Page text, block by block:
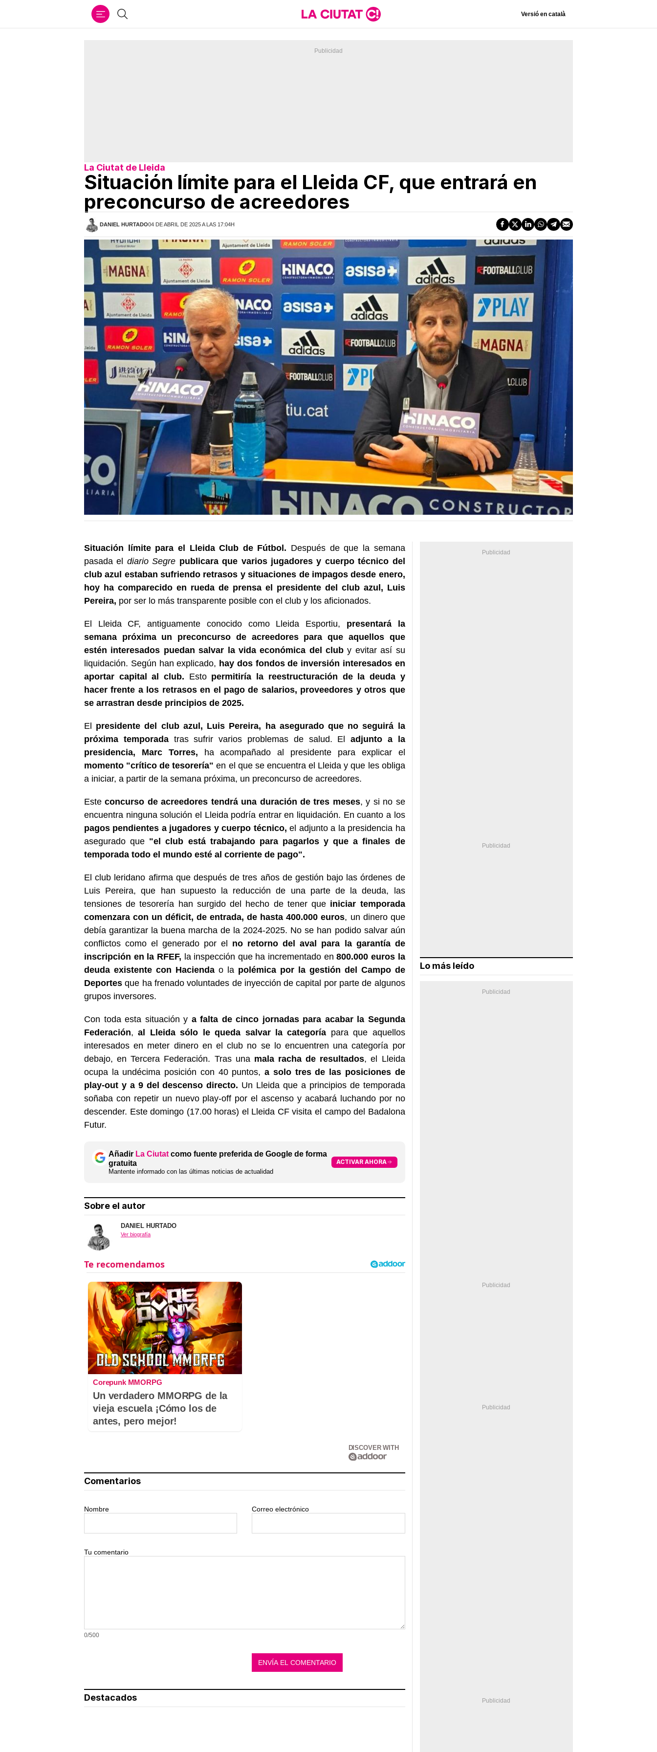
Buscar Versió en català
La Ciutat de Lleida
Situación límite para el Lleida CF, que entrará en
preconcurso de acreedores
DANIEL HURTADO04 DE ABRIL DE 2025 A LAS 17:04H
Situación límite para el Lleida Club de Fútbol. Después de que la semana
pasada el diario Segre publicara que varios jugadores y cuerpo técnico del
club azul estaban sufriendo retrasos y situaciones de impagos desde enero,
hoy ha comparecido en rueda de prensa el presidente del club azul, Luis
Pereira, por ser lo más transparente posible con el club y los aficionados.
El Lleida CF, antiguamente conocido como Lleida Esportiu, presentará la
semana próxima un preconcurso de acreedores para que aquellos que
estén interesados puedan salvar la vida económica del club y evitar así su
liquidación. Según han explicado, hay dos fondos de inversión interesados en
aportar capital al club. Estopermitiría la reestructuración de la deuda y
hacer frente a los retrasos en el pago de salarios, proveedores y otros que
se arrastran desde principios de 2025.
El presidente del club azul, Luis Pereira, ha asegurado que no seguirá la
próxima temporadatras sufrir varios problemas de salud. Eladjunto a la
presidencia, Marc Torres, ha acompañado al presidente para explicar el
momento "crítico de tesorería" en el que se encuentra el Lleida y que les obliga
a iniciar, a partir de la semana próxima, un preconcurso de acreedores.
Esteconcurso de acreedores tendrá una duración de tres meses, y si no se
encuentra ninguna solución el Lleida podría entrar en liquidación. En cuanto a los
pagos pendientes a jugadores y cuerpo técnico, el adjunto a la presidencia ha
asegurado que "el club está trabajando para pagarlos y que a finales de
temporada todo el mundo esté al corriente de pago".
El club leridano afirma que después de tres años de gestión bajo las órdenes de
Luis Pereira, que han supuesto la reducción de una parte de la deuda, las
tensiones de tesorería han surgido del hecho de tener que iniciar temporada
comenzara con un déficit, de entrada, de hasta 400.000 euros, un dinero que
debía garantizar la buena marcha de la 2024-2025. No se han podido salvar aún
conflictos como el generado por el no retorno del aval para la garantía de
inscripción en la RFEF, la inspección que ha incrementado en800.000 euros la
deuda existente con Haciendao la polémica por la gestión del Campo de
Deportes que ha frenado voluntades de inyección de capital por parte de algunos
grupos inversores.
Con toda esta situación y a falta de cinco jornadas para acabar la Segunda
Federación,al Lleida sólo le queda salvar la categoría para que aquellos
interesados en meter dinero en el club no se lo encuentren una categoría por
debajo, en Tercera Federación. Tras una mala racha de resultados, el Lleida
ocupa la undécima posición con 40 puntos,a solo tres de las posiciones de
play-out y a 9 del descenso directo. Un Lleida que a principios de temporada
soñaba con repetir un nuevo play-off por el ascenso y acabará luchando por no
descender. Este domingo (17.00 horas) el Lleida CF visita el campo del Badalona
Futur.
Añadir La Ciutat como fuente preferida de Google de forma
gratuita
Mantente informado con las últimas noticias de actualidad
ACTIVAR AHORA
Sobre el autor
DANIEL HURTADO
Ver biografía
Corepunk MMORPG
Un verdadero MMORPG de la
vieja escuela ¡Cómo los de
antes, pero mejor!
DISCOVER WITH
Comentarios
Nombre Correo electrónico
Tu comentario
0/500
Destacados
Lo más leído